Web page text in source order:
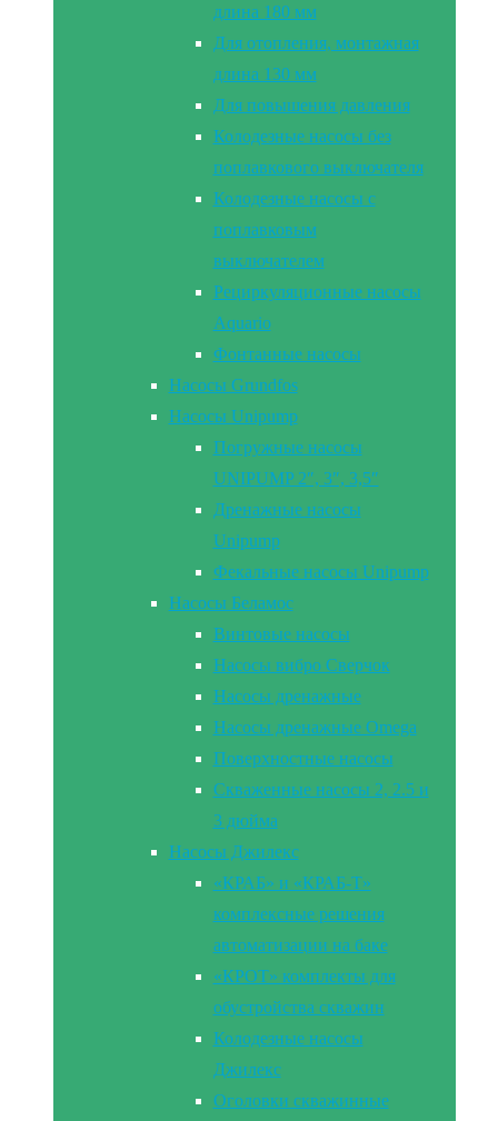
длина 180 мм
Для отопления, монтажная
длина 130 мм
Для повышения давления
Колодезные насосы без
поплавкового выключателя
Колодезные насосы с
поплавковым
выключателем
Рециркуляционные насосы
Aquario
Фонтанные насосы
Насосы Grundfos
Насосы Unipump
Погружные насосы
UNIPUMP 2″, 3″, 3,5″
Дренажные насосы
Unipump
Фекальные насосы Unipump
Насосы Беламос
Винтовые насосы
Насосы вибро Сверчок
Насосы дренажные
Насосы дренажные Omega
Поверхностные насосы
Скваженные насосы 2, 2.5 и
3 дюйма
Насосы Джилекс
«КРАБ» и «КРАБ-Т»
комплексные решения
автоматизации на баке
«КРОТ» комплекты для
обустройства скважин
Колодезные насосы
Джилекс
Оголовки скважинные